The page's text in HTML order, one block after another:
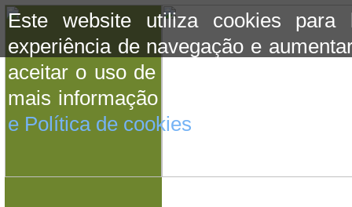
Este website utiliza cookies para
experiência de navegação e
aceitar o uso de cookies basta
mais informação consulte a
e Política de cookies